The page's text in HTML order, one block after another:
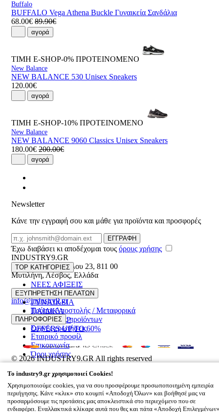
Buffalo
BUFFALO Vega Athena Buckle Γυναικεία Σανδάλια
68.00€ 89.90€
αγορά
ΤΙΜΗ E-SHOP-0% ΠΡΟΤΕΙΝΟΜΕΝΟ
New Balance
NEW BALANCE 530 Unisex Sneakers
120.00€
αγορά
ΤΙΜΗ E-SHOP-10% ΠΡΟΤΕΙΝΟΜΕΝΟ
New Balance
NEW BALANCE 9060 Classics Unisex Sneakers
180.00€ 200.00€
αγορά
Newsletter
Κάνε την εγγραφή σου και μάθε για προϊόντα και προσφορές
Email
ΕΓΓΡΑΦΗ
Έχω διαβάσει κι αποδέχομαι τους όρους χρήσης
INDUSTRY9.GR
Ελευθέριου Βενιζέλου 23, 811 00
Μυτιλήνη,Λέσβος,Ελλάδα
22510 55629
info@industry9.gr
TOP ΚΑΤΗΓΟΡΙΕΣ
ΝΕΕΣ ΑΦΙΞΕΙΣ
ΑΝΔΡΙΚΑ
ΓΥΝΑΙΚΕΙΑ
ΠΑΙΔΙΚΑ
ΑΞΕΣΟΥΑΡ
OFFERS UP TO 60%
ΕΞΥΠΗΡΕΤΗΣΗ ΠΕΛΑΤΩΝ
Τρόποι Αποστολής / Μεταφορικά
Επιστροφές προϊόντων
Συχνές ερωτήσεις
ΠΛΗΡΟΦΟΡΙΕΣ
Εταιρικό προφίλ
Επικοινωνία
Όροι χρήσης
© 2026INDUSTRY9.GR All rights reserved
× Το Καλάθι Σου
0
Βάλε κάτι στο καλάθι σου
To industry9.gr χρησιμοποιεί Cookies!
Χρησιμοποιούμε cookies, για να σου προσφέρουμε προσωποποιημένη εμπειρία
περιήγησης. Κάνε «κλικ» στο κουμπί «Αποδοχή Όλων» και βοήθησέ μας να
προσαρμόσουμε τις προτάσεις μας αποκλειστικά στο περιεχόμενο που σε
ενδιαφέρει. Εναλλακτικά κλίκαρε αυτά που θες και πάτα «Αποδοχή